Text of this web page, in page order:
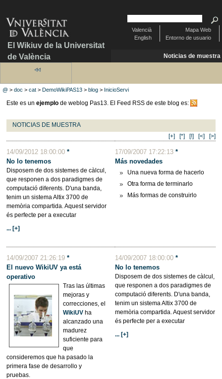
El Wikiuv de la Universitat
de València
Mapa Web
Entorno de usuario
Valencià
English
Noticias de muestra
@ >doc >cat >DemoWikiPAS13 >blog > InicioServi
Este es un ejemplode weblog Pas13. El Feed RSS de este blog es:
NOTICIAS DE MUESTRA
[+]
[*] [!] [<] [>]
14/09/2012 18:00:00 *
No lo tenemos
Disposem de dos sistemes de càlcul,
que responen a dos paradigmes de
computació diferents. D'una banda,
tenim un sistema Altix 3700 de
memòria compartida. Aquest servidor
és perfecte per a executar
... [+]
17/09/2007 17:22:13*
Más novedades
Una nueva forma de hacerlo
Otra forma de terminarlo
Más formas de construirlo
14/09/2007 21:26:19 *
El nuevo WikiUV ya está
operativo
Tras las últimas
mejoras y
correcciones, el
WikiUVha
alcanzado una
madurez
suficiente para
que
consideremos que ha pasado la
primera fase de desarrollo y
pruebas.
14/09/2007 18:00:00*
No lo tenemos
Disposem de dos sistemes de càlcul,
que responen a dos paradigmes de
computació diferents. D'una banda,
tenim un sistema Altix 3700 de
memòria compartida. Aquest servidor
és perfecte per a executar
... [+]